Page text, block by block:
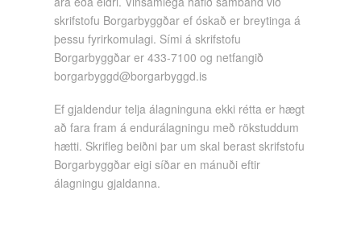
skrifstofu Borgarbyggðar ef óskað er breytinga á
þessu fyrirkomulagi. Sími á skrifstofu
Borgarbyggðar er 433-7100 og netfangið
borgarbyggd@borgarbyggd.is
Ef gjaldendur telja álagninguna ekki rétta er hægt
að fara fram á endurálagningu með rökstuddum
hætti. Skrifleg beiðni þar um skal berast skrifstofu
Borgarbyggðar eigi síðar en mánuði eftir
álagningu gjaldanna.